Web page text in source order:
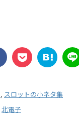
, スロットの小ネタ集
北電子